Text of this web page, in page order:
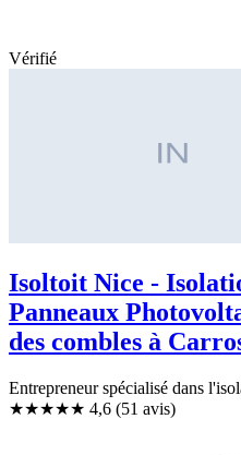
Vérifié
Isoltoit Nice -
Panneaux
des combles à
Entrepreneur spécialisé dans
★★★★★ 4,6 (51 avis)